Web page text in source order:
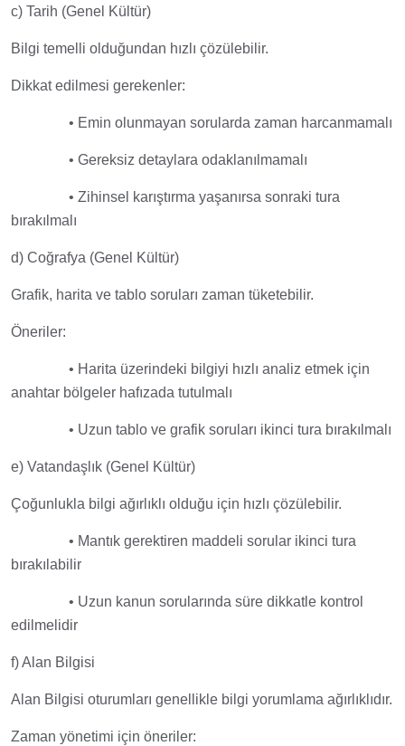
c) Tarih (Genel Kültür)
Bilgi temelli olduğundan hızlı çözülebilir.
Dikkat edilmesi gerekenler:
• Emin olunmayan sorularda zaman harcanmamalı
• Gereksiz detaylara odaklanılmamalı
• Zihinsel karıştırma yaşanırsa sonraki tura
bırakılmalı
d) Coğrafya (Genel Kültür)
Grafik, harita ve tablo soruları zaman tüketebilir.
Öneriler:
• Harita üzerindeki bilgiyi hızlı analiz etmek için
anahtar bölgeler hafızada tutulmalı
• Uzun tablo ve grafik soruları ikinci tura bırakılmalı
e) Vatandaşlık (Genel Kültür)
Çoğunlukla bilgi ağırlıklı olduğu için hızlı çözülebilir.
• Mantık gerektiren maddeli sorular ikinci tura
bırakılabilir
• Uzun kanun sorularında süre dikkatle kontrol
edilmelidir
f) Alan Bilgisi
Alan Bilgisi oturumları genellikle bilgi yorumlama ağırlıklıdır.
Zaman yönetimi için öneriler: